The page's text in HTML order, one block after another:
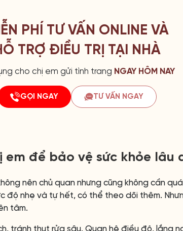
PHÍ TƯ VẤN ONLINE VÀ
TRỢ ĐIỀU TRỊ TẠI NHÀ
cho chị em gửi tình trang NGAY HÔM NAY
GỌI NGAY TƯ VẤN NGAY
em để bảo vệ sức khỏe lâu
nên chủ quan nhưng cũng không cần
độ nhẹ và tự hết, có thể theo dõi thêm.
tâm.
tránh thụt rửa sâu. Quan hệ điều độ, lắng